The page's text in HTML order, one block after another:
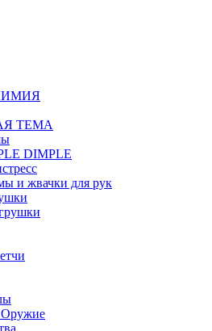
ТЕМА
DIMPLE
и жвачки для рук